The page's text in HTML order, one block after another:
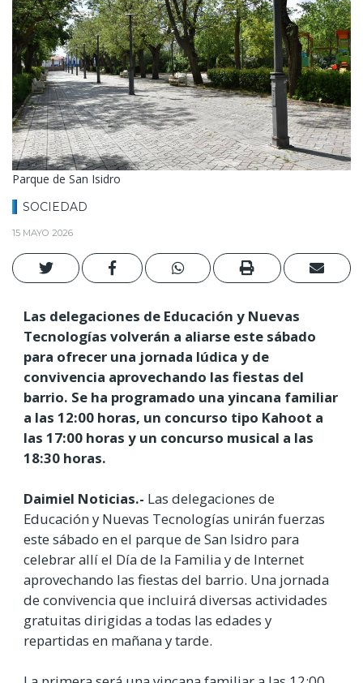
Parque de San Isidro
SOCIEDAD
15 MAYO 2026
Las delegaciones de Educación y Nuevas
Tecnologías volverán a aliarse este sábado
para ofrecer una jornada lúdica y de
convivencia aprovechando las fiestas del
barrio. Se ha programado una yincana familiar
a las 12:00 horas, un concurso tipo Kahoot a
las 17:00 horas y un concurso musical a las
18:30 horas.
Daimiel Noticias.- Las delegaciones de
Educación y Nuevas Tecnologías unirán fuerzas
este sábado en el parque de San Isidro para
celebrar allí el Día de la Familia y de Internet
aprovechando las fiestas del barrio. Una jornada
de convivencia que incluirá diversas actividades
gratuitas dirigidas a todas las edades y
repartidas en mañana y tarde.